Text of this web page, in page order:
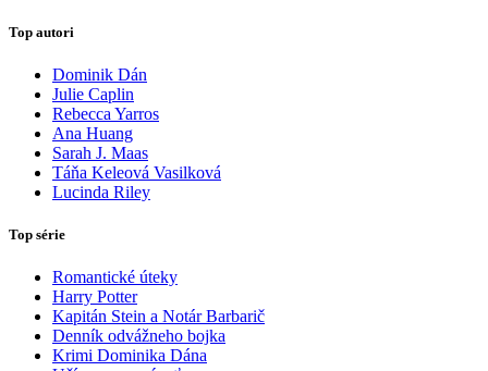
Top autori
Dominik Dán
Julie Caplin
Rebecca Yarros
Ana Huang
Sarah J. Maas
Táňa Keleová Vasilková
Lucinda Riley
Top série
Romantické úteky
Harry Potter
Kapitán Stein a Notár Barbarič
Denník odvážneho bojka
Krimi Dominika Dána